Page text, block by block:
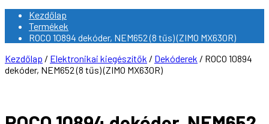
Kezdőlap
Termékek
ROCO 10894 dekóder, NEM652 (8 tűs) (ZIMO MX630R)
Kezdőlap / Elektronikai kiegészítők / Dekóderek / ROCO 10894
dekóder, NEM652 (8 tűs) (ZIMO MX630R)